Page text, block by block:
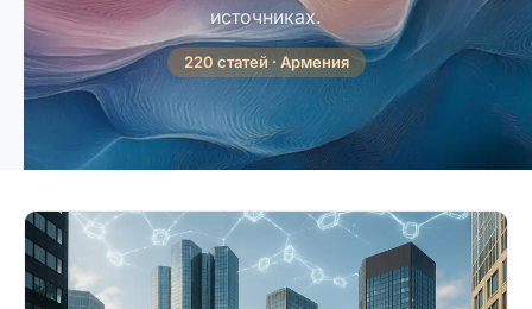
источниках.
220 статей · Армения